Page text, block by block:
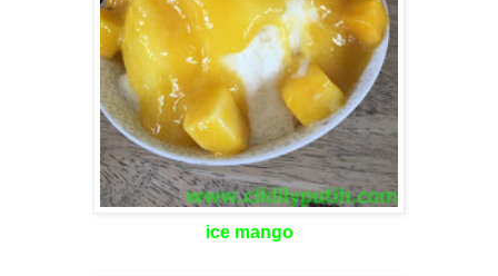
ice mango